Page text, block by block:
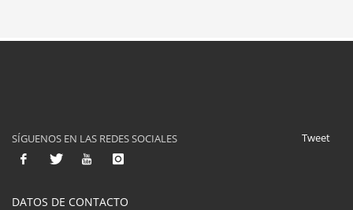
Tweet
SÍGUENOS EN LAS REDES SOCIALES
DATOS DE CONTACTO